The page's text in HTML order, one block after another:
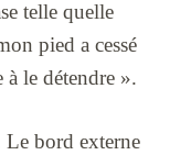
telle quelle
pied a cessé
à le détendre ».
Le bord externe